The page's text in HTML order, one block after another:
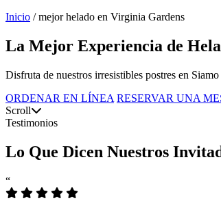
Inicio / mejor helado en Virginia Gardens
La Mejor Experiencia de
Disfruta de nuestros irresistibles postres en
ORDENAR EN LÍNEA RESERVAR UNA
Scroll
Testimonios
Lo Que Dicen Nuestros
“